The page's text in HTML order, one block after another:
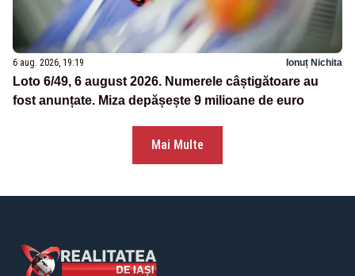
6 aug. 2026, 19:19 Ionuț Nichita
Loto 6/49, 6 august 2026. Numerele câștigătoare au
fost anunțate. Miza depășește 9 milioane de euro
Mai Multe